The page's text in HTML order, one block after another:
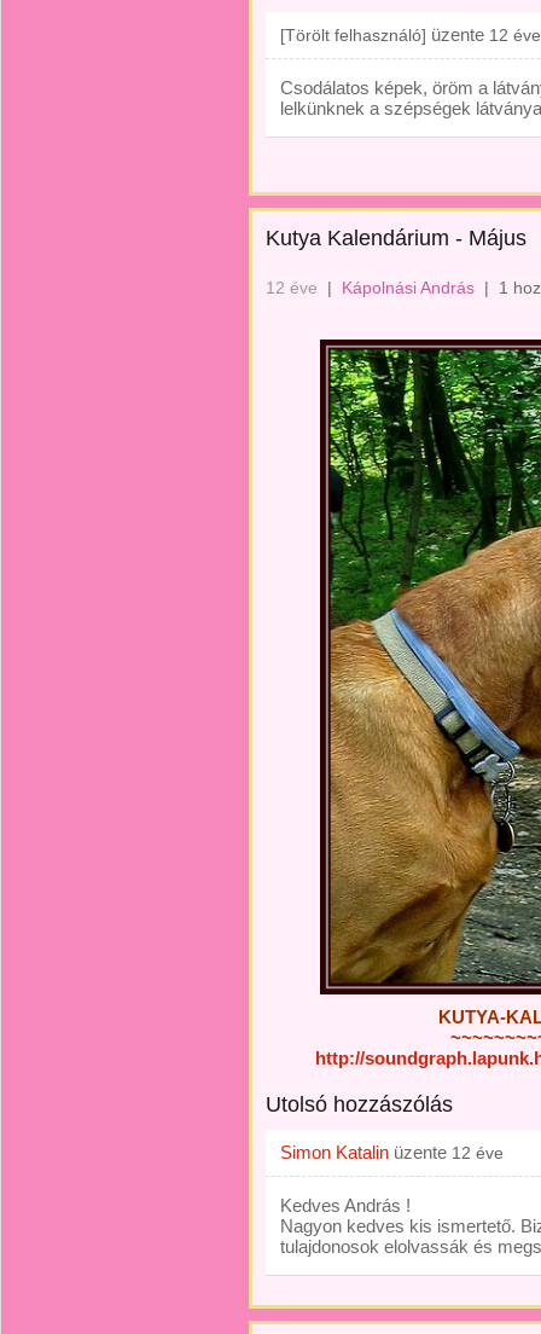
[Törölt felhasználó] üzente 12 éve
Csodálatos képek, öröm a
lelkünknek a szépségek látványa
Kutya Kalendárium - Május
12 éve | Kápolnási András | 1
KUTYA-
http://
Utolsó hozzászólás
Simon Katalin üzente 12 éve
Kedves András !
Nagyon kedves kis ismertető.
tulajdonosok elolvassák és